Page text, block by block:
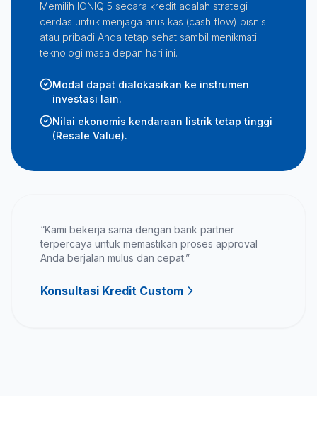
Memilih IONIQ 5 secara kredit adalah strategi
cerdas untuk menjaga arus kas (cash flow) bisnis
atau pribadi Anda tetap sehat sambil menikmati
teknologi masa depan hari ini.
Modal dapat dialokasikan ke instrumen
investasi lain.
Nilai ekonomis kendaraan listrik tetap tinggi
(Resale Value).
“Kami bekerja sama dengan bank partner
terpercaya untuk memastikan proses approval
Anda berjalan mulus dan cepat.”
Konsultasi Kredit Custom